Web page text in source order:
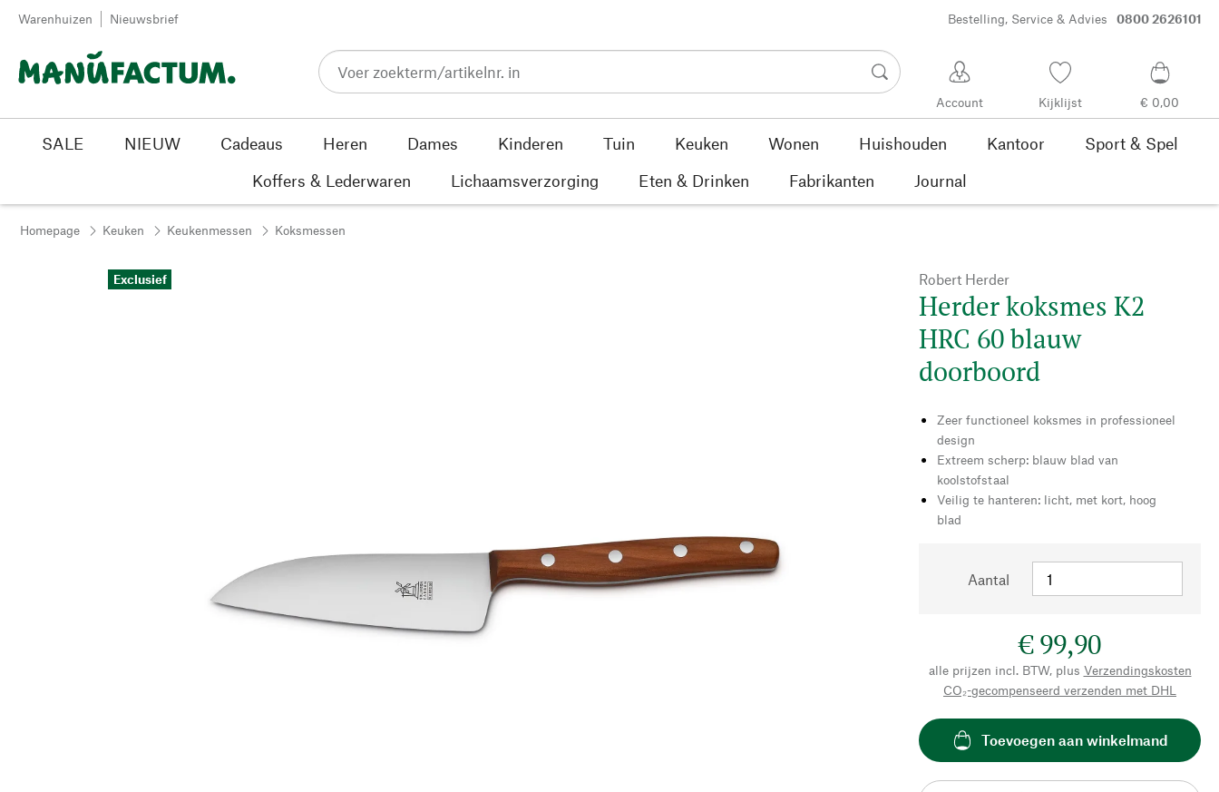
Passer au contenu
Warenhuizen Nieuwsbrief Bestelling, Service & Advies 0800 2626101
Account Kijklijst € 0,00
SALE NIEUW Cadeaus Heren Dames Kinderen Tuin Keuken Wonen Huishouden Kantoor
Sport & Spel
Koffers & Lederwaren
Lichaamsverzorging Eten & Drinken Fabrikanten Journal
Homepage Keuken Keukenmessen Koksmessen
Exclusief Robert Herder
Herder koksmes K2
HRC 60 blauw
doorboord
Zeer functioneel koksmes in professioneel
design
Extreem scherp: blauw blad van
koolstofstaal
Veilig te hanteren: licht, met kort, hoog
blad
Aantal
€ 99,90
alle prijzen incl. BTW, plus Verzendingskosten
CO₂-gecompenseerd verzenden met DHL
Toevoegen aan winkelmand